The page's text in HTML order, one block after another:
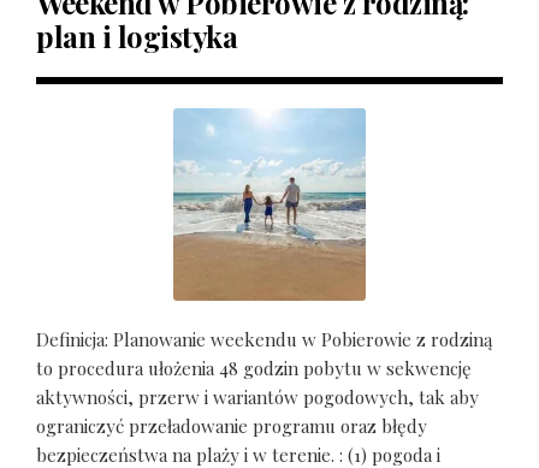
plan i logistyka
Definicja: Planowanie weekendu w Pobierowie z rodziną
to procedura ułożenia 48 godzin pobytu w sekwencję
aktywności, przerw i wariantów pogodowych, tak aby
ograniczyć przeładowanie programu oraz błędy
bezpieczeństwa na plaży i w terenie. : (1) pogoda i